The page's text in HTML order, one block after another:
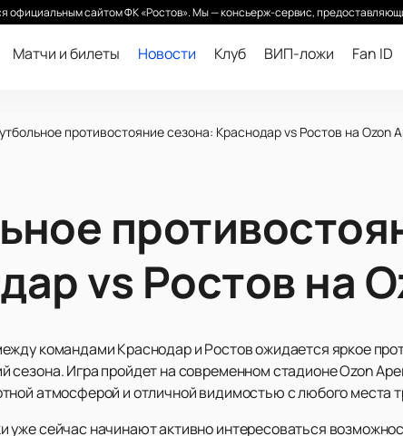
официальным сайтом ФК «Ростов». Мы — консьерж-сервис,
Матчи и билеты Новости Клуб ВИП-ложи Fan ID
противостояние сезона: Краснодар vs Ростов на Ozon
vs Ростов на
командами Краснодар и Ростов ожидается яркое
сезона. Игра пройдет на современном стадионе Ozon
атмосферой и отличной видимостью с любого места
уже сейчас начинают активно интересоваться